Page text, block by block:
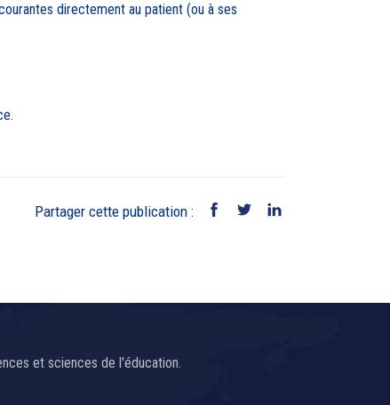
directement au patient (ou à ses
Partager cette publication :
et sciences de l'éducation.